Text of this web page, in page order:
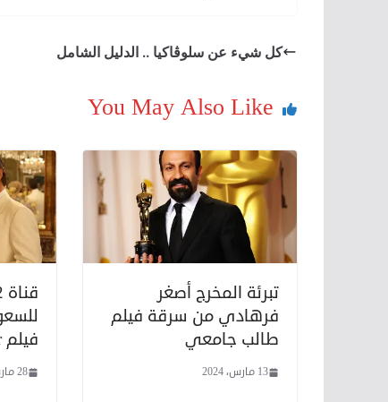
كل شيء عن سلوڤاكيا .. الدليل الشامل
You May Also Like
تبرئة المخرج أصغر
فرهادي من سرقة فيلم
طالب جامعي
13 مارس، 2024
فيلم Charlie wilson’s war
28 مارس، 2020